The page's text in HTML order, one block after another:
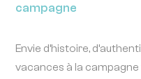
campagne
Envie d’histoire,
vacances à la